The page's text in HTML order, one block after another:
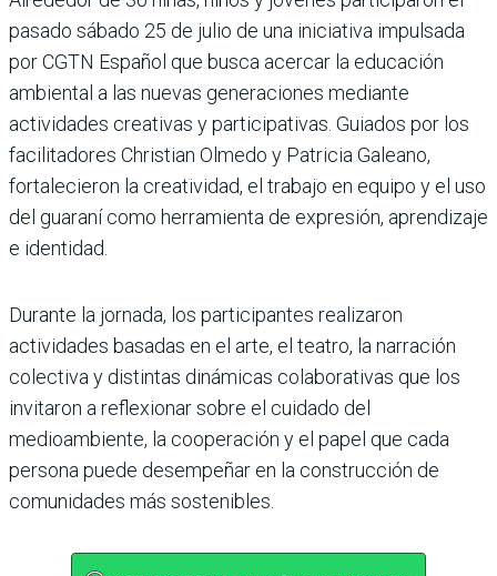
pasado sábado 25 de julio de una iniciativa impulsada
por CGTN Español que busca acercar la educación
ambiental a las nuevas generaciones mediante
actividades creativas y participativas. Guiados por los
facilitadores Christian Olmedo y Patricia Galeano,
fortalecieron la creatividad, el trabajo en equipo y el uso
del guaraní como herramienta de expresión, aprendizaje
e identidad.
Durante la jornada, los participantes realizaron
actividades basadas en el arte, el teatro, la narración
colectiva y distintas dinámicas colaborativas que los
invitaron a reflexionar sobre el cuidado del
medioambiente, la cooperación y el papel que cada
persona puede desempeñar en la construcción de
comunidades más sostenibles.